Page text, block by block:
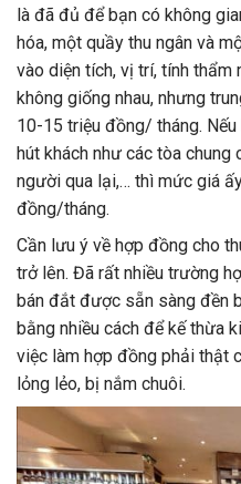
là đã đủ để bạn có không
hóa, một quầy thu ngân và
vào diện tích, vị trí, tính
không giống nhau, nhưng
10-15 triệu đồng/ tháng.
hút khách như các tòa
người qua lại,… thì mức giá
đồng/tháng.
Cần lưu ý về hợp đồng cho
trở lên. Đã rất nhiều trường
bán đắt được sẵn sàng đền
bằng nhiều cách để kế thừa
việc làm hợp đồng phải thật
lỏng lẻo, bị nắm chuôi.